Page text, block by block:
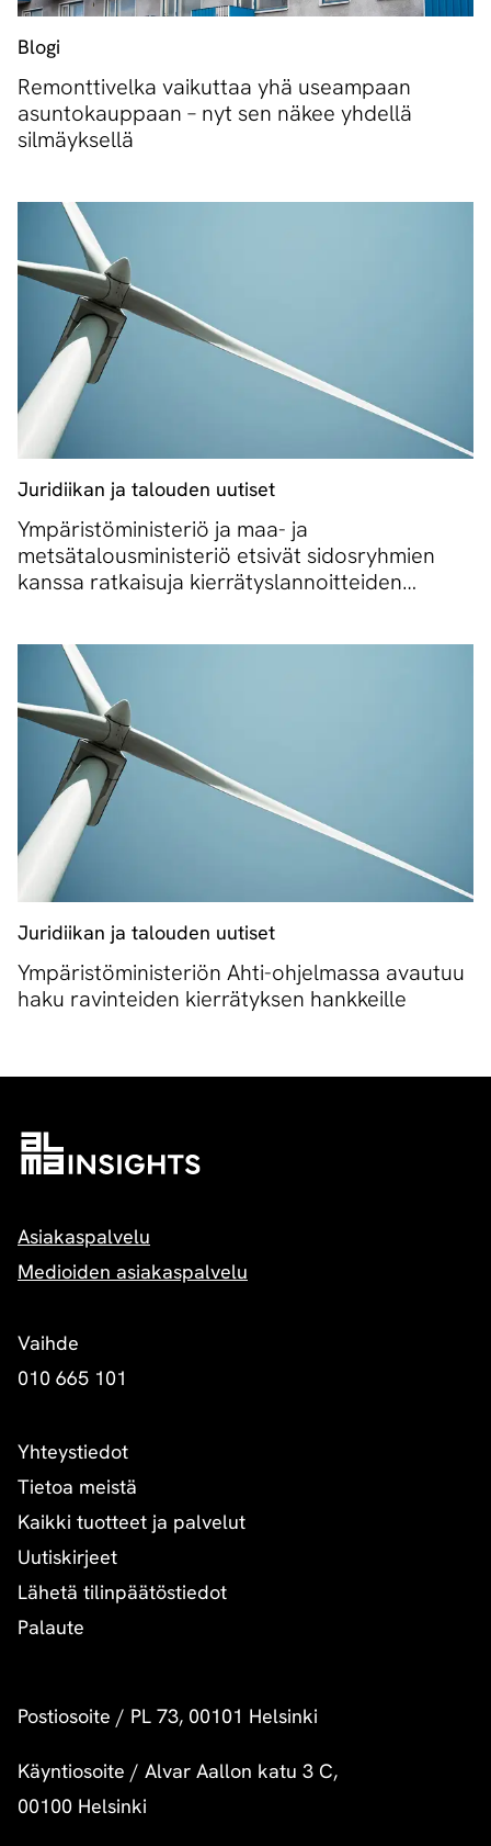
Blogi
Remonttivelka vaikuttaa yhä useampaan
asuntokauppaan – nyt sen näkee yhdellä
silmäyksellä
Juridiikan ja talouden uutiset
Ympäristöministeriö ja maa- ja
metsätalousministeriö etsivät sidosryhmien
kanssa ratkaisuja kierrätyslannoitteiden
Juridiikan ja talouden uutiset
Ympäristöministeriön Ahti-ohjelmassa avautuu
haku ravinteiden kierrätyksen hankkeille
Asiakaspalvelu
Medioiden asiakaspalvelu
Vaihde
010 665 101
Yhteystiedot
Tietoa meistä
Kaikki tuotteet ja palvelut
Uutiskirjeet
Lähetä tilinpäätöstiedot
Palaute
Postiosoite / PL 73, 00101 Helsinki
Käyntiosoite / Alvar Aallon katu 3 C,
00100 Helsinki